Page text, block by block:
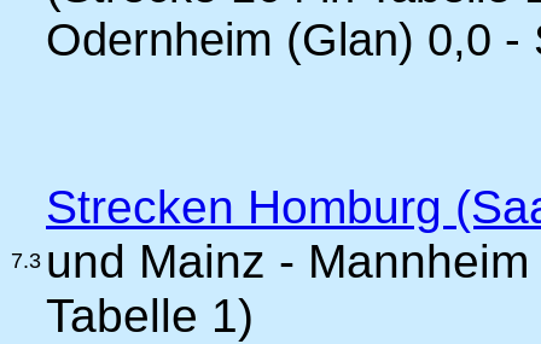
Odernheim (Glan) 0,0 -
7.3
Strecken Homburg
und Mainz -
Tabelle 1)